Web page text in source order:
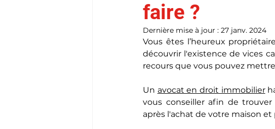
faire ?
Dernière mise à jour : 27 janv. 2024
Vous êtes l’heureux
découvrir l'existence de vices
recours que vous pouvez
Un avocat en droit immobilier
vous conseiller afin de
après l'achat de votre maison